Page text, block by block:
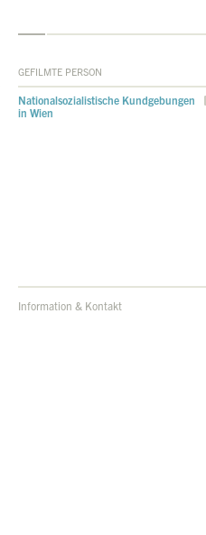
GEFILMTE PERSON
Nationalsozialistische Kundgebungen
in Wien
Information & Kontakt